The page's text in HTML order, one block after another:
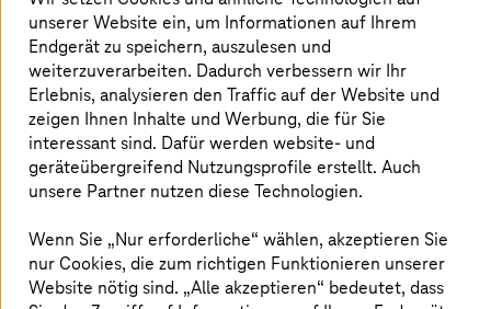
unserer Website ein, um Informationen auf Ihrem
Endgerät zu speichern, auszulesen und
weiterzuverarbeiten. Dadurch verbessern wir Ihr
Erlebnis, analysieren den Traffic auf der Website und
zeigen Ihnen Inhalte und Werbung, die für Sie
interessant sind. Dafür werden website- und
geräteübergreifend Nutzungsprofile erstellt. Auch
unsere Partner nutzen diese Technologien.
Wenn Sie „Nur erforderliche“ wählen, akzeptieren Sie
nur Cookies, die zum richtigen Funktionieren unserer
Website nötig sind. „Alle akzeptieren“ bedeutet, dass